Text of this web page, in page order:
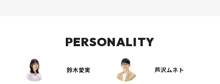
PERSONALITY
鈴木愛実 芦沢ムネト